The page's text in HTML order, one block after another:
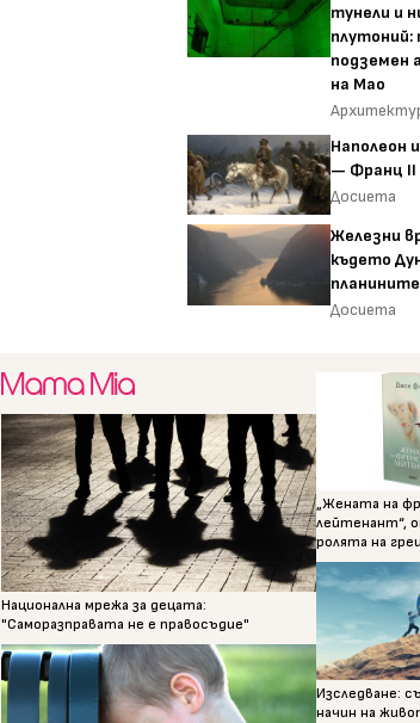
тунели и
подземен
на Мао
Наполеон
— Франц II
Досиета
Железни
където
планините
Досиета
Национална мрежа за децата:
"Саморазправата не е правосъдие"
„Жената на
лейтенант“,
ролята на
Изследване:
начин на